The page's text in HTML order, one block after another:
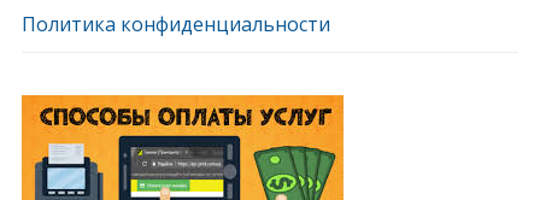
Политика конфиденциальности